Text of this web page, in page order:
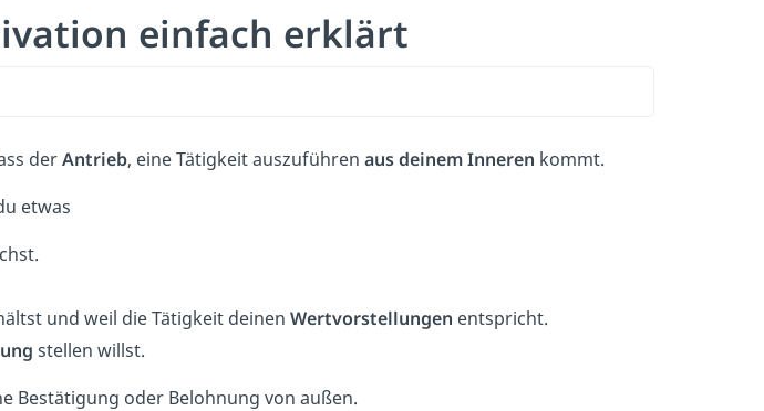
einfach erklärt
derAntrieb, eine Tätigkeit auszuführen ausdeinem Inneren kommt.
etwas
und weil die Tätigkeit deinen Wertvorstellungen entspricht.
stellen willst.
Bestätigung oder Belohnung von außen.